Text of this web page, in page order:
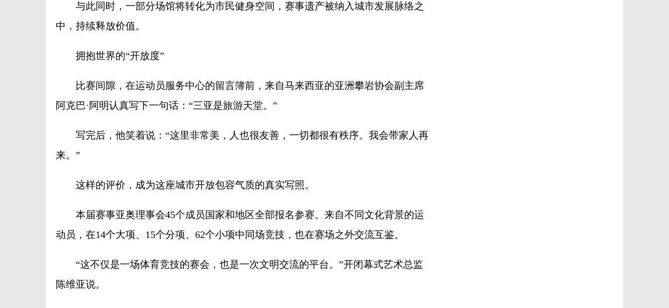
与此同时，一部分场馆将转化为市民健身空间，赛事遗产被纳入城市发展脉络之
中，持续释放价值。
拥抱世界的“开放度”
比赛间隙，在运动员服务中心的留言簿前，来自马来西亚的亚洲攀岩协会副主席
阿克巴·阿明认真写下一句话：“三亚是旅游天堂。”
写完后，他笑着说：“这里非常美，人也很友善，一切都很有秩序。我会带家人再
来。”
这样的评价，成为这座城市开放包容气质的真实写照。
本届赛事亚奥理事会45个成员国家和地区全部报名参赛。来自不同文化背景的运
动员，在14个大项、15个分项、62个小项中同场竞技，也在赛场之外交流互鉴。
“这不仅是一场体育竞技的赛会，也是一次文明交流的平台。”开闭幕式艺术总监
陈维亚说。